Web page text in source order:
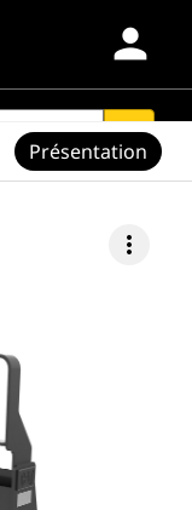
person
search
more_vert
Présentation